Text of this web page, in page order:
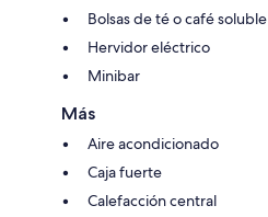
Bolsas de té o café soluble
Hervidor eléctrico
Minibar
Más
Aire acondicionado
Caja fuerte
Calefacción central